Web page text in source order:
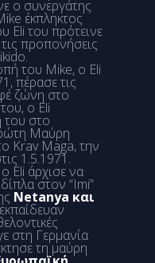
ο συνεργάτης
έκπληκτος
Eli του πρότεινε
προπονήσεις
του Mike, ο Eli
πέρασε τις
ζώνη στο
ο Eli
του στο
Μαύρη
Krav Maga, την
1.5.1971.
Eli άρχισε να
στον “Imi”
Netanya και
στη Γερμανία
τη μαύρη